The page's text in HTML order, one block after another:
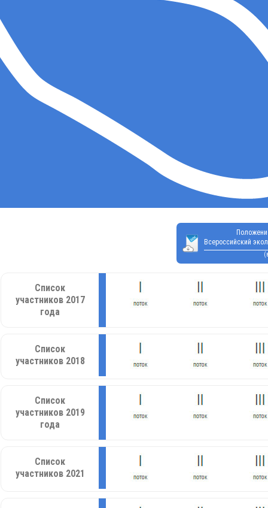
Всероссийский
Список
участников 2017
года
Список
участников 2018
Список
участников 2019
года
Список
участников 2021